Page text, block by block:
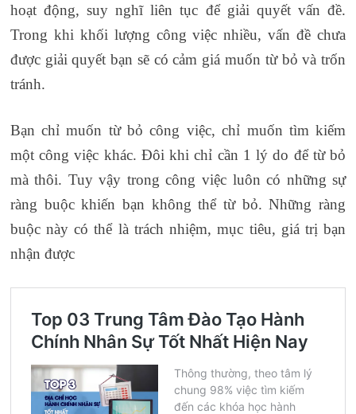
hoạt động, suy nghĩ liên tục để giải quyết vấn đề.
Trong khi khối lượng công việc nhiều, vấn đề chưa
được giải quyết bạn sẽ có cảm giá muốn từ bỏ và trốn
tránh.
Bạn chỉ muốn từ bỏ công việc, chỉ muốn tìm kiếm
một công việc khác. Đôi khi chỉ cần 1 lý do để từ bỏ
mà thôi. Tuy vậy trong công việc luôn có những sự
ràng buộc khiến bạn không thể từ bỏ. Những ràng
buộc này có thể là trách nhiệm, mục tiêu, giá trị bạn
nhận được